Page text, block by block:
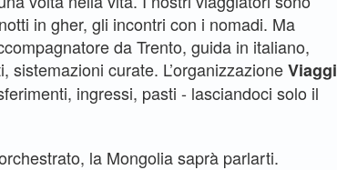
in gher, gli incontri con i nomadi. Ma
da Trento, guida in italiano,
curate. L’organizzazioneViaggi
ingressi, pasti - lasciandoci solo il
la Mongolia saprà parlarti.